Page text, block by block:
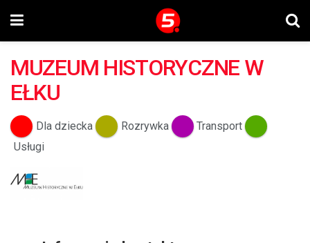
MUZEUM HISTORYCZNE W
EŁKU
Dla dziecka Rozrywka
Transport
Usługi